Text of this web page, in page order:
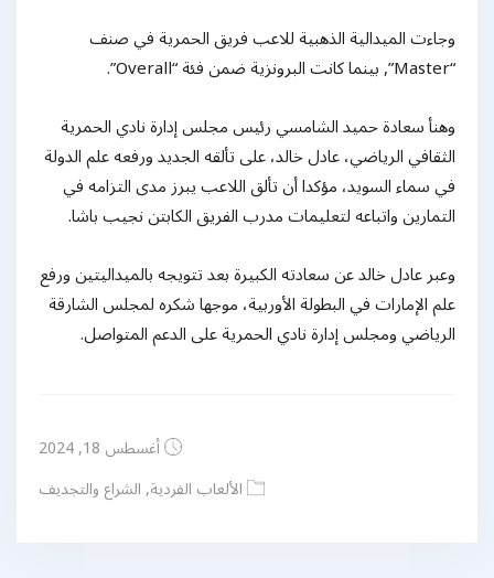
وجاءت الميدالية الذهبية للاعب فريق الحمرية في صنف
“Master”, بينما كانت البرونزية ضمن فئة “Overall”.
وهنأ سعادة حميد الشامسي رئيس مجلس إدارة نادي الحمرية
الثقافي الرياضي، عادل خالد، على تألقه الجديد ورفعه علم الدولة
في سماء السويد، مؤكدا أن تألق اللاعب يبرز مدى التزامه في
التمارين واتباعه لتعليمات مدرب الفريق الكابتن نجيب باشا.
وعبر عادل خالد عن سعادته الكبيرة بعد تتويجه بالميداليتين ورفع
علم الإمارات في البطولة الأوربية، موجها شكره لمجلس الشارقة
الرياضي ومجلس إدارة نادي الحمرية على الدعم المتواصل.
أغسطس 18, 2024
الألعاب الفردية,الشراع والتجديف